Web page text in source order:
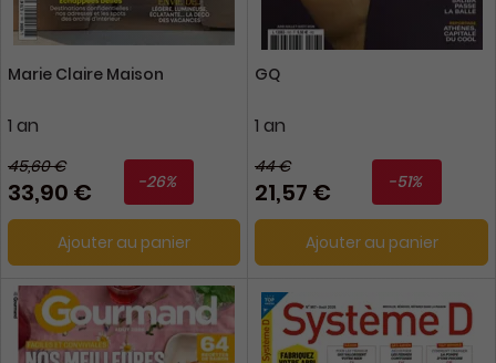
Marie Claire Maison
1 an
45,60 €
33,90 € -26%
Ajouter au panier
GQ
1 an
44 €
21,57 € -51%
Ajouter au panier